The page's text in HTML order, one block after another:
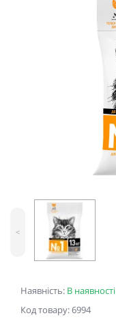
Наявність: В наявності
Код товару: 6994
<